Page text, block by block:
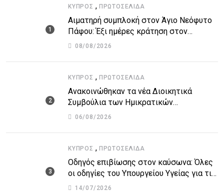
ΚΎΠΡΟΣ , ΠΡΩΤΟΣΈΛΙΔΑ
Αιματηρή συμπλοκή στον Άγιο Νεόφυτο
Πάφου: Έξι ημέρες κράτηση στον
51χρονο μοναχό
08/08/2026
ΚΎΠΡΟΣ , ΠΡΩΤΟΣΈΛΙΔΑ
Ανακοινώθηκαν τα νέα Διοικητικά
Συμβούλια των Ημικρατικών
Οργανισμών – Όλη η λίστα με τα
06/08/2026
ΚΎΠΡΟΣ , ΠΡΩΤΟΣΈΛΙΔΑ
Οδηγός επιβίωσης στον καύσωνα: Όλες
οι οδηγίες του Υπουργείου Υγείας για τις
υψηλές θερμοκρασίες
14/07/2026